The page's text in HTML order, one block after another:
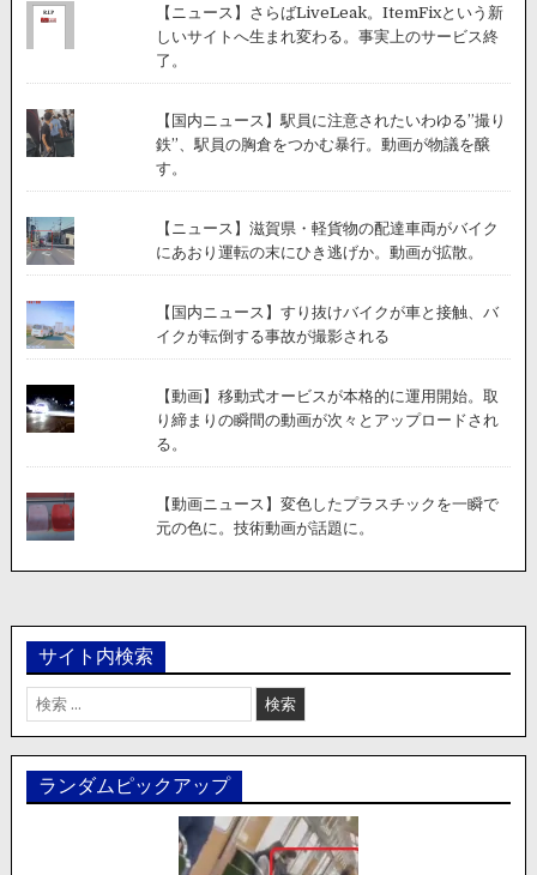
【ニュース】さらばLiveLeak。ItemFixという新
しいサイトへ生まれ変わる。事実上のサービス終
了。
【国内ニュース】駅員に注意されたいわゆる”撮り
鉄”、駅員の胸倉をつかむ暴行。動画が物議を醸
す。
【ニュース】滋賀県・軽貨物の配達車両がバイク
にあおり運転の末にひき逃げか。動画が拡散。
【国内ニュース】すり抜けバイクが車と接触、バ
イクが転倒する事故が撮影される
【動画】移動式オービスが本格的に運用開始。取
り締まりの瞬間の動画が次々とアップロードされ
る。
【動画ニュース】変色したプラスチックを一瞬で
元の色に。技術動画が話題に。
サイト内検索
検
索:
ランダムピックアップ